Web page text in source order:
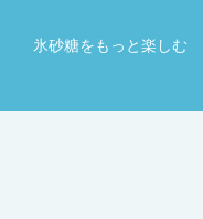
氷砂糖をもっと楽しむ